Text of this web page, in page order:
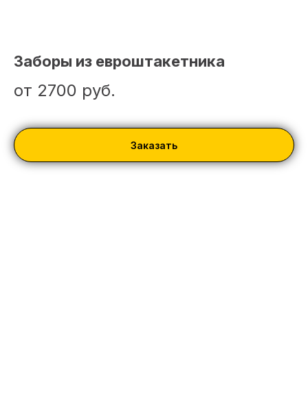
Заборы из евроштакетника
от 2700 руб.
Заказать